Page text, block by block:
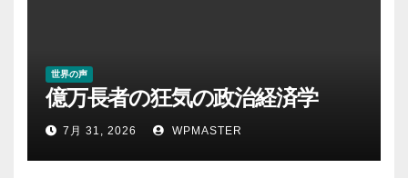
世界の声
億万長者の狂気の政治経済学
7月 31, 2026 WPMASTER